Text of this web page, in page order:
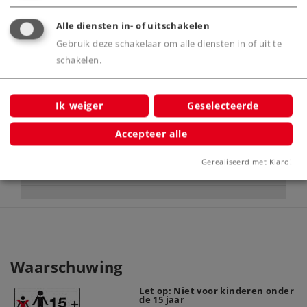
Product
Productinfo
Waarschuwing
Let op: Niet voor kinderen onder
de 15 jaar
Alle diensten in- of uitschakelen
Gebruik deze schakelaar om alle diensten in of uit te
schakelen.
Ik weiger Geselecteerde
Accepteer alle
Gerealiseerd met Klaro!